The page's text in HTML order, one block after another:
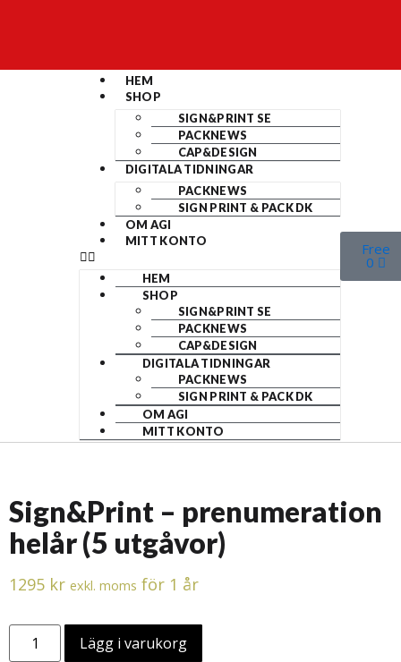
HEM
SHOP
SIGN&PRINT SE
PACKNEWS
CAP&DESIGN
DIGITALA TIDNINGAR
PACKNEWS
SIGN PRINT & PACK DK
OM AGI
MITT KONTO
HEM
SHOP
SIGN&PRINT SE
PACKNEWS
CAP&DESIGN
DIGITALA TIDNINGAR
PACKNEWS
SIGN PRINT & PACK DK
OM AGI
MITT KONTO
Free
0
Sign&Print – prenumeration
helår (5 utgåvor)
1295 kr exkl. moms för 1 år
Lägg i varukorg